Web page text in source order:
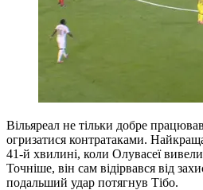
Вільяреал не тільки добре
огризатися контратаками.
41-й хвилині, коли Олувасеї
Точніше, він сам відірвався від
подальший удар потягнув Тібо.